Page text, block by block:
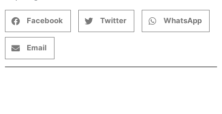
Facebook Twitter WhatsApp
Email